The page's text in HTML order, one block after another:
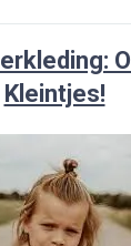
Kleintjes!